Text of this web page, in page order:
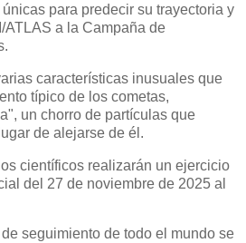
para predecir su trayectoria y
a la Campaña de
características inusuales que
típico de los cometas,
un chorro de partículas que
de alejarse de él.
científicos realizarán un ejercicio
del 27 de noviembre de 2025 al
seguimiento de todo el mundo se